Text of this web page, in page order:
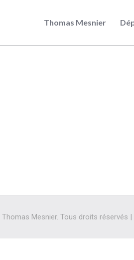
Thomas Mesnier
Mesnier. Tous droits réservés |